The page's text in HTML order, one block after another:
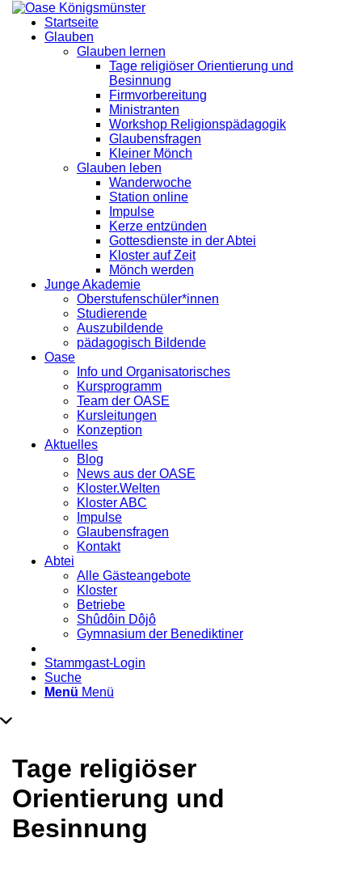
Startseite
Glauben
Glauben lernen
Tage religiöser Orientierung und
Besinnung
Firmvorbereitung
Ministranten
Workshop Religionspädagogik
Glaubensfragen
Kleiner Mönch
Glauben leben
Wanderwoche
Station online
Impulse
Kerze entzünden
Gottesdienste in der Abtei
Kloster auf Zeit
Mönch werden
Junge Akademie
Oberstufenschüler*innen
Studierende
Auszubildende
pädagogisch Bildende
Oase
Info und Organisatorisches
Kursprogramm
Team der OASE
Kursleitungen
Konzeption
Aktuelles
Blog
News aus der OASE
Kloster.Welten
Kloster ABC
Impulse
Glaubensfragen
Kontakt
Abtei
Alle Gästeangebote
Kloster
Betriebe
Shûdôin Dôjô
Gymnasium der Benediktiner
Stammgast-Login
Suche
Menü Menü
Tage religiöser
Orientierung und
Besinnung